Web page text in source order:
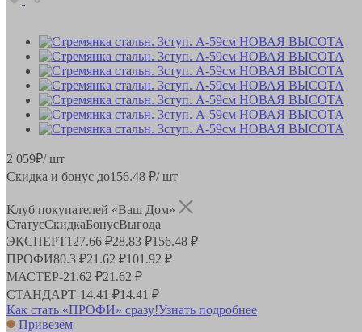
2 059₽/ шт
Скидка и бонус до156.48 ₽/ шт
Клуб покупателей «Ваш Дом»
СтатусСкидкаБонусВыгода
ЭКСПЕРТ127.66 ₽28.83 ₽156.48 ₽
ПРОФИ80.3 ₽21.62 ₽101.92 ₽
МАСТЕР-21.62 ₽21.62 ₽
СТАНДАРТ-14.41 ₽14.41 ₽
Как стать «ПРОФИ» сразу!Узнать подробнее
Привезём